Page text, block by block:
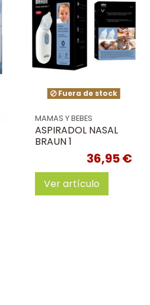
Fuera de stock
MAMAS Y BEBES
ASPIRADOL NASAL
BRAUN 1
36,95 €
Ver artículo